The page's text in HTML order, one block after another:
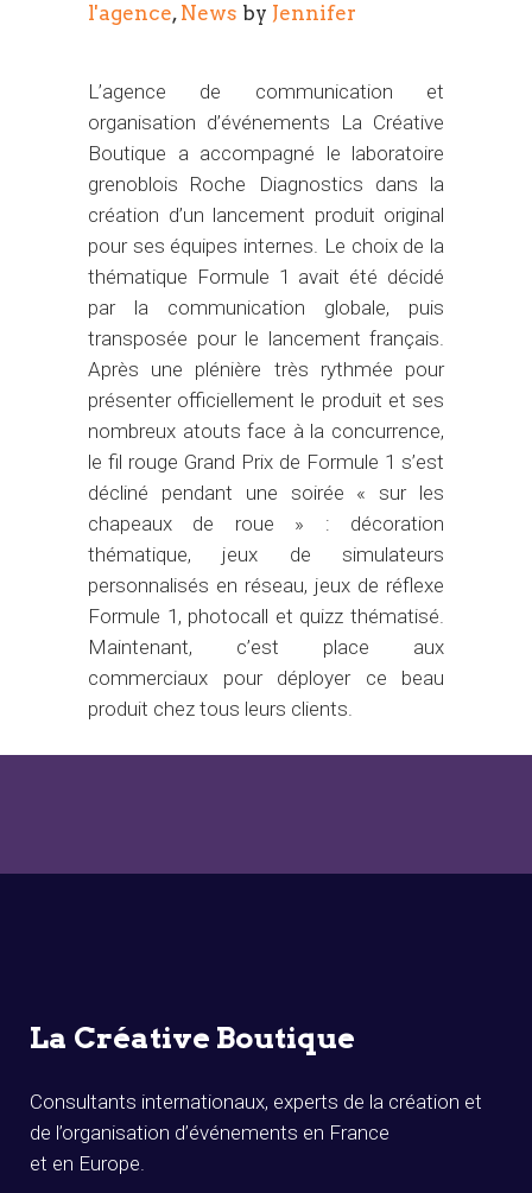
l'agence, News by Jennifer
L’agence de communication et
organisation d’événements La Créative
Boutique a accompagné le laboratoire
grenoblois Roche Diagnostics dans la
création d’un lancement produit original
pour ses équipes internes. Le choix de la
thématique Formule 1 avait été décidé
par la communication globale, puis
transposée pour le lancement français.
Après une plénière très rythmée pour
présenter officiellement le produit et ses
nombreux atouts face à la concurrence,
le fil rouge Grand Prix de Formule 1 s’est
décliné pendant une soirée « sur les
chapeaux de roue » : décoration
thématique, jeux de simulateurs
personnalisés en réseau, jeux de réflexe
Formule 1, photocall et quizz thématisé.
Maintenant, c’est place aux
commerciaux pour déployer ce beau
produit chez tous leurs clients.
La Créative Boutique
Consultants internationaux, experts de la création et
de l’organisation d’événements en France
et en Europe.